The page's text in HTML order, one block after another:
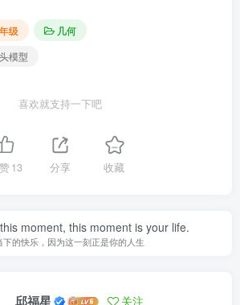
级
几何
模型
喜欢就支持一下吧
13 分享 收藏
moment, this moment is your life.
下的快乐，因为这一刻正是你的人生
邱福星 关注